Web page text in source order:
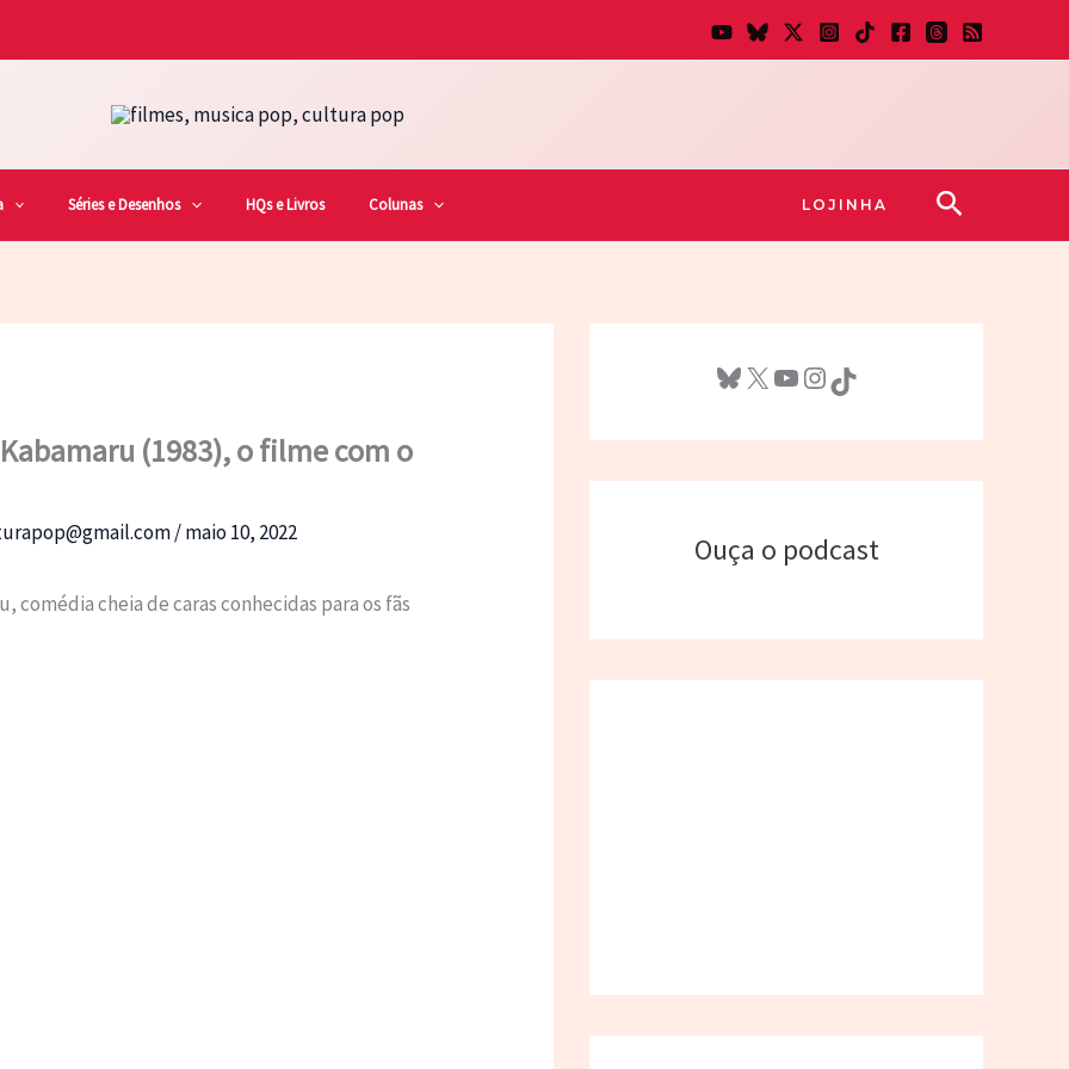
Séries e Desenhos HQs e Livros Colunas LOJINHA Pesquisar
(1983), o filme com o
/maio 10, 2022
comédia cheia de caras conhecidas para os fãs
Bluesky X Youtube InstagramTikTok
Ouça o podcast